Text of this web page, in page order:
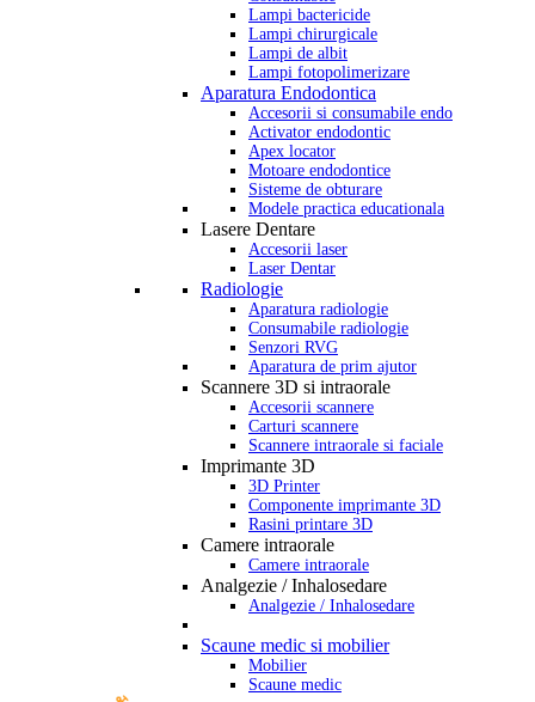
Lampi bactericide
Lampi chirurgicale
Lampi de albit
Lampi fotopolimerizare
Aparatura Endodontica
Accesorii si consumabile endo
Activator endodontic
Apex locator
Motoare endodontice
Sisteme de obturare
Modele practica educationala
Lasere Dentare
Accesorii laser
Laser Dentar
Radiologie
Aparatura radiologie
Consumabile radiologie
Senzori RVG
Aparatura de prim ajutor
Scannere 3D si intraorale
Accesorii scannere
Carturi scannere
Scannere intraorale si faciale
Imprimante 3D
3D Printer
Componente imprimante 3D
Rasini printare 3D
Camere intraorale
Camere intraorale
Analgezie / Inhalosedare
Analgezie / Inhalosedare
Scaune medic si mobilier
Mobilier
Scaune medic